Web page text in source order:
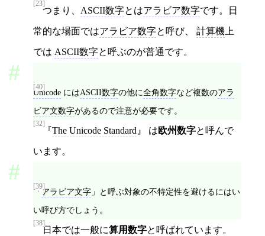
[23]
つまり、 ASCII数字とはアラビア数字です。日
常的な場面ではアラビア数字と呼び、 計算機 上
では ASCII数字と呼ぶのが普通です。
[40]
Unicode にはASCII数字の他に全角数字など複数のアラ
ビア文数字があるので注意が必要です。
[32]
The Unicode Standard は欧州数字と呼んで
います。
[39]
「アラビア文字 」と呼ぶ対象の不特定性を避けるにはい
い呼び方でしょう。
[38]
日本では一般に算用数字と呼ばれています。